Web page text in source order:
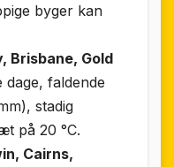
byger kan
Brisbane, Gold
dage, faldende
stadig
på 20 °C.
Cairns,